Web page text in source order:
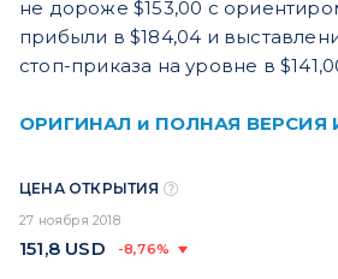
не дороже $153,00 c
прибыли в $184,04 и
стоп-приказа на уровне в
ОРИГИНАЛ и ПОЛНАЯ ВЕРСИЯ
ЦЕНА ОТКРЫТИЯ
27 ноября 2018
151,8 USD -8,76%